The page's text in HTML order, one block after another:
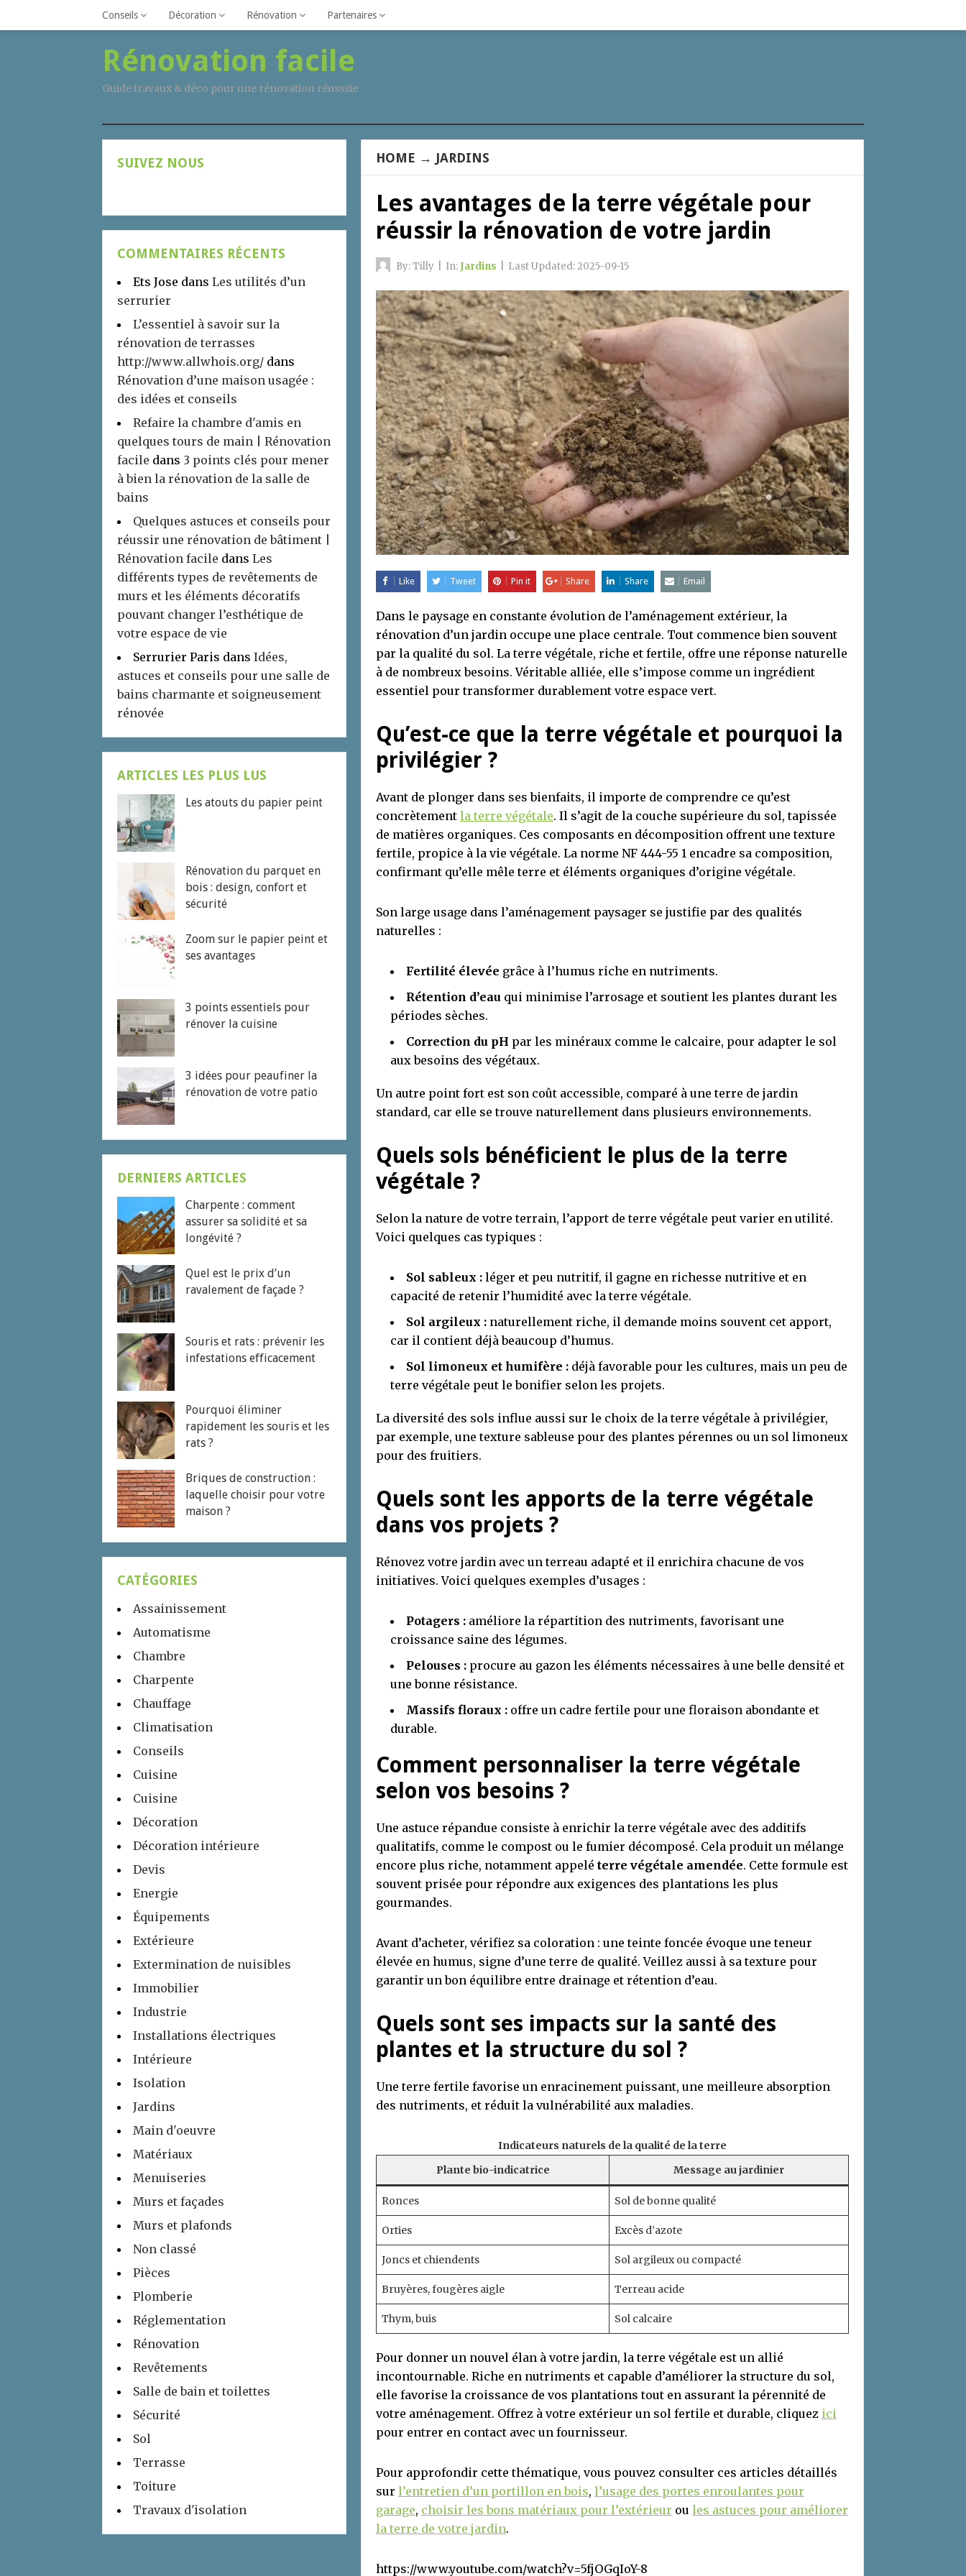
Conseils Décoration Rénovation Partenaires
Rénovation facile
Guide travaux & déco pour une rénovation réusssie
HOME → JARDINS
Les avantages de la terre végétale pour
réussir la rénovation de votre jardin
By:Tilly In: Jardins Last Updated:2025-09-15
Like Tweet Pin it Share Share Email
Dans le paysage en constante évolution de l’aménagement extérieur, la
rénovation d’un jardin occupe une place centrale. Tout commence bien souvent
par la qualité du sol. La terre végétale, riche et fertile, offre une réponse naturelle
à de nombreux besoins. Véritable alliée, elle s’impose comme un ingrédient
essentiel pour transformer durablement votre espace vert.
Qu’est-ce que la terre végétale et pourquoi la
privilégier ?
Avant de plonger dans ses bienfaits, il importe de comprendre ce qu’est
concrètement la terre végétale. Il s’agit de la couche supérieure du sol, tapissée
de matières organiques. Ces composants en décomposition offrent une texture
fertile, propice à la vie végétale. La norme NF 444-55 1 encadre sa composition,
confirmant qu’elle mêle terre et éléments organiques d’origine végétale.
Son large usage dans l’aménagement paysager se justifie par des qualités
naturelles :
Fertilité élevée grâce à l’humus riche en nutriments.
Rétention d’eau qui minimise l’arrosage et soutient les plantes durant les
périodes sèches.
Correction du pH par les minéraux comme le calcaire, pour adapter le sol
aux besoins des végétaux.
Un autre point fort est son coût accessible, comparé à une terre de jardin
standard, car elle se trouve naturellement dans plusieurs environnements.
Quels sols bénéficient le plus de la terre
végétale ?
Selon la nature de votre terrain, l’apport de terre végétale peut varier en utilité.
Voici quelques cas typiques :
Sol sableux : léger et peu nutritif, il gagne en richesse nutritive et en
capacité de retenir l’humidité avec la terre végétale.
Sol argileux : naturellement riche, il demande moins souvent cet apport,
car il contient déjà beaucoup d’humus.
Sol limoneux et humifère : déjà favorable pour les cultures, mais un peu de
terre végétale peut le bonifier selon les projets.
La diversité des sols influe aussi sur le choix de la terre végétale à privilégier,
par exemple, une texture sableuse pour des plantes pérennes ou un sol limoneux
pour des fruitiers.
Quels sont les apports de la terre végétale
dans vos projets ?
Rénovez votre jardin avec un terreau adapté et il enrichira chacune de vos
initiatives. Voici quelques exemples d’usages :
Potagers : améliore la répartition des nutriments, favorisant une
croissance saine des légumes.
Pelouses : procure au gazon les éléments nécessaires à une belle densité et
une bonne résistance.
Massifs floraux : offre un cadre fertile pour une floraison abondante et
durable.
Comment personnaliser la terre végétale
selon vos besoins ?
Une astuce répandue consiste à enrichir la terre végétale avec des additifs
qualitatifs, comme le compost ou le fumier décomposé. Cela produit un mélange
encore plus riche, notamment appelé terre végétale amendée. Cette formule est
souvent prisée pour répondre aux exigences des plantations les plus
gourmandes.
Avant d’acheter, vérifiez sa coloration : une teinte foncée évoque une teneur
élevée en humus, signe d’une terre de qualité. Veillez aussi à sa texture pour
garantir un bon équilibre entre drainage et rétention d’eau.
Quels sont ses impacts sur la santé des
plantes et la structure du sol ?
Une terre fertile favorise un enracinement puissant, une meilleure absorption
des nutriments, et réduit la vulnérabilité aux maladies.
Indicateurs naturels de la qualité de la terre
Plante bio-indicatrice
Message au jardinier
Ronces Sol de bonne qualité
Orties Excès d’azote
Joncs et chiendents Sol argileux ou compacté
Bruyères, fougères aigle Terreau acide
Thym, buis Sol calcaire
Pour donner un nouvel élan à votre jardin, la terre végétale est un allié
incontournable. Riche en nutriments et capable d’améliorer la structure du sol,
elle favorise la croissance de vos plantations tout en assurant la pérennité de
votre aménagement. Offrez à votre extérieur un sol fertile et durable, cliquez ici
pour entrer en contact avec un fournisseur.
Pour approfondir cette thématique, vous pouvez consulter ces articles détaillés
sur l’entretien d’un portillon en bois, l’usage des portes enroulantes pour
garage, choisir les bons matériaux pour l’extérieur ou les astuces pour améliorer
la terre de votre jardin.
https://www.youtube.com/watch?v=5fjOGqIoY-8
SUIVEZ NOUS
COMMENTAIRES RÉCENTS
Ets Jose dans Les utilités d’un
serrurier
L’essentiel à savoir sur la
rénovation de terrasses
http://www.allwhois.org/ dans
Rénovation d’une maison usagée :
des idées et conseils
Refaire la chambre d'amis en
quelques tours de main | Rénovation
facile dans 3 points clés pour mener
à bien la rénovation de la salle de
bains
Quelques astuces et conseils pour
réussir une rénovation de bâtiment |
Rénovation facile dans Les
différents types de revêtements de
murs et les éléments décoratifs
pouvant changer l’esthétique de
votre espace de vie
Serrurier Paris dans Idées,
astuces et conseils pour une salle de
bains charmante et soigneusement
rénovée
ARTICLES LES PLUS LUS
Les atouts du papier peint
Rénovation du parquet en
bois : design, confort et
sécurité
Zoom sur le papier peint et
ses avantages
3 points essentiels pour
rénover la cuisine
3 idées pour peaufiner la
rénovation de votre patio
DERNIERS ARTICLES
Charpente : comment
assurer sa solidité et sa
longévité ?
Quel est le prix d’un
ravalement de façade ?
Souris et rats : prévenir les
infestations efficacement
Pourquoi éliminer
rapidement les souris et les
rats ?
Briques de construction :
laquelle choisir pour votre
maison ?
CATÉGORIES
Assainissement
Automatisme
Chambre
Charpente
Chauffage
Climatisation
Conseils
Cuisine
Cuisine
Décoration
Décoration intérieure
Devis
Energie
Équipements
Extérieure
Extermination de nuisibles
Immobilier
Industrie
Installations électriques
Intérieure
Isolation
Jardins
Main d'oeuvre
Matériaux
Menuiseries
Murs et façades
Murs et plafonds
Non classé
Pièces
Plomberie
Réglementation
Rénovation
Revêtements
Salle de bain et toilettes
Sécurité
Sol
Terrasse
Toiture
Travaux d'isolation